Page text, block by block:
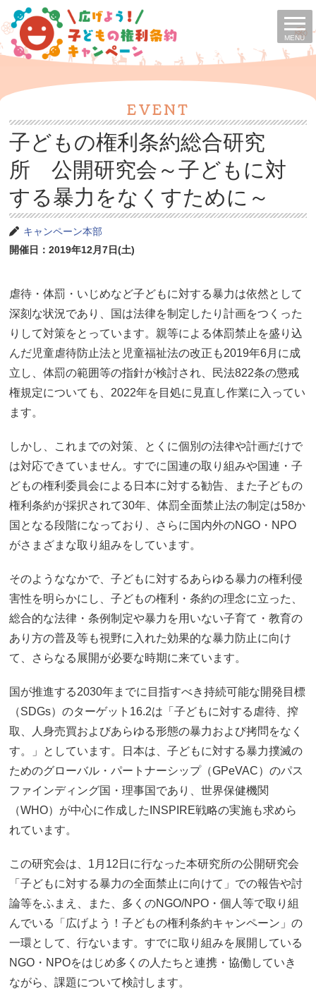
MENU
EVENT
子どもの権利条約総合研究
所 公開研究会～子どもに対
する暴力をなくすために～
キャンペーン本部
開催日：2019年12月7日(土)
虐待・体罰・いじめなど子どもに対する暴力は依然として
深刻な状況であり、国は法律を制定したり計画をつくった
りして対策をとっています。親等による体罰禁止を盛り込
んだ児童虐待防止法と児童福祉法の改正も2019年6月に成
立し、体罰の範囲等の指針が検討され、民法822条の懲戒
権規定についても、2022年を目処に見直し作業に入ってい
ます。
しかし、これまでの対策、とくに個別の法律や計画だけで
は対応できていません。すでに国連の取り組みや国連・子
どもの権利委員会による日本に対する勧告、また子どもの
権利条約が採択されて30年、体罰全面禁止法の制定は58か
国となる段階になっており、さらに国内外のNGO・NPO
がさまざまな取り組みをしています。
そのようななかで、子どもに対するあらゆる暴力の権利侵
害性を明らかにし、子どもの権利・条約の理念に立った、
総合的な法律・条例制定や暴力を用いない子育て・教育の
あり方の普及等も視野に入れた効果的な暴力防止に向け
て、さらなる展開が必要な時期に来ています。
国が推進する2030年までに目指すべき持続可能な開発目標
（SDGs）のターゲット16.2は「子どもに対する虐待、搾
取、人身売買およびあらゆる形態の暴力および拷問をなく
す。」としています。日本は、子どもに対する暴力撲滅の
ためのグローバル・パートナーシップ（GPeVAC）のパス
ファインディング国・理事国であり、世界保健機関
（WHO）が中心に作成したINSPIRE戦略の実施も求めら
れています。
この研究会は、1月12日に行なった本研究所の公開研究会
「子どもに対する暴力の全面禁止に向けて」での報告や討
論等をふまえ、また、多くのNGO/NPO・個人等で取り組
んでいる「広げよう！子どもの権利条約キャンペーン」の
一環として、行ないます。すでに取り組みを展開している
NGO・NPOをはじめ多くの人たちと連携・協働していき
ながら、課題について検討します。